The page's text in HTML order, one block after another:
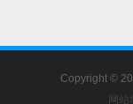
Copyright ©
网站